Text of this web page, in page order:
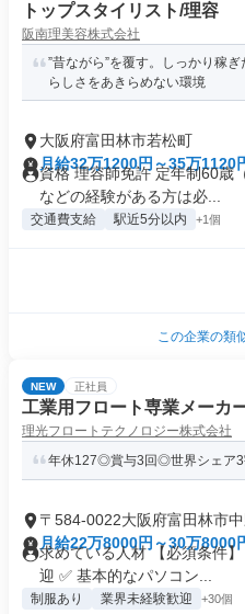
トップスタイリスト/理容
阪南理美容株式会社
”昔ながら”を覆す。しっかり稼
らしさをあきらめない環境
大阪府富田林市若松町
月給32万1200円～35万1120
資格 理容師免許 定年制60歳
などの経験がある方は必...
交通費支給 駅近5分以内 +1個
この企業の類
NEW 正社員
工業用フロート専業メーカ
理光フロートテクノロジー株式会社
年休127◎賞与3回◎世界シェア3
〒584-0022大阪府富田林市
月給22万8000円～30万8000
求めている人材 【必須条件
迎 ✅ 基本的なパソコン...
制服あり 業界未経験歓迎 +30個